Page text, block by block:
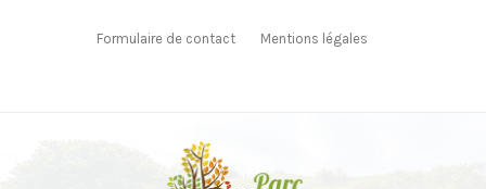
Formulaire de contact Mentions légales